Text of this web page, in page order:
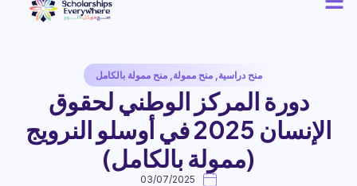
منح دراسية,منح ممولة,منح ممولة بالكامل
دورة المركز الوطني لحقوق
الإنسان 2025 في أوسلو النرويج
(ممولة بالكامل)
03/07/2025